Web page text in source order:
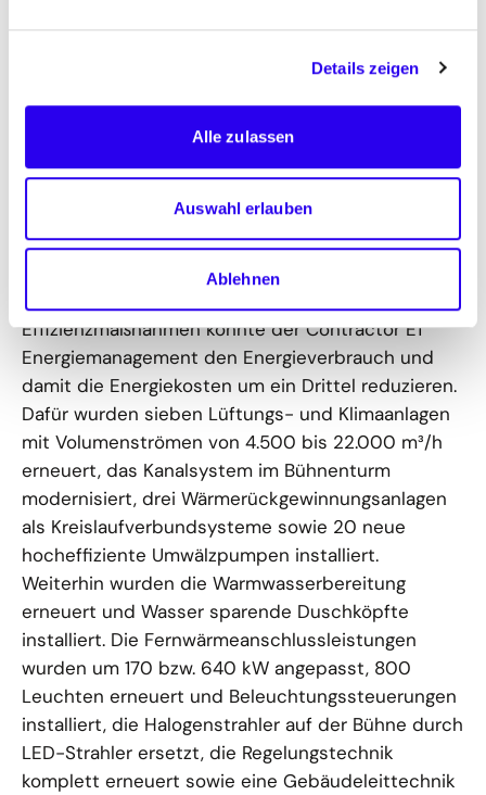
Details zeigen
Alle zulassen
Auswahl erlauben
Ablehnen
Erfolgreiches ESC am Beispiel
Städtische Theater Chemnitz
Die Städtischen Theater Chemnitz konnten ihre
Energiekosten mit Hilfe von ESC seit 2015 um
jährlich mehr als 120.000 Euro senken. Die
Gebäudetechnik der 1909 errichteten Oper und
des benachbarten Schauspielhauses von 1980
Effizienzmaßnahmen konnte der Contractor E1
Energiemanagement den Energieverbrauch und
damit die Energiekosten um ein Drittel reduzieren.
Dafür wurden sieben Lüftungs- und Klimaanlagen
mit Volumenströmen von 4.500 bis 22.000 m³/h
erneuert, das Kanalsystem im Bühnenturm
modernisiert, drei Wärmerückgewinnungsanlagen
als Kreislaufverbundsysteme sowie 20 neue
hocheffiziente Umwälzpumpen installiert.
Weiterhin wurden die Warmwasserbereitung
erneuert und Wasser sparende Duschköpfte
installiert. Die Fernwärmeanschlussleistungen
wurden um 170 bzw. 640 kW angepasst, 800
Leuchten erneuert und Beleuchtungssteuerungen
installiert, die Halogenstrahler auf der Bühne durch
LED-Strahler ersetzt, die Regelungstechnik
komplett erneuert sowie eine Gebäudeleittechnik